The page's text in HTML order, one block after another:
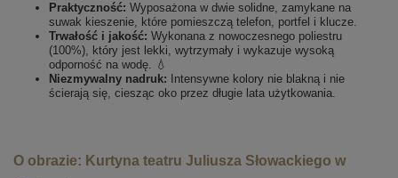
Praktyczność: Wyposażona w dwie solidne, zamykane na
suwak kieszenie, które pomieszczą telefon, portfel i klucze.
Trwałość i jakość: Wykonana z nowoczesnego poliestru
(100%), który jest lekki, wytrzymały i wykazuje wysoką
odporność na wodę. 💧
Niezmywalny nadruk: Intensywne kolory nie blakną i nie
ścierają się, ciesząc oko przez długie lata użytkowania.
O obrazie: Kurtyna teatru Juliusza Słowackiego w